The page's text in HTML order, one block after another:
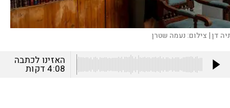
דן | צילום:נעמה שטרן
האזינו לכתבה
4:08דקות